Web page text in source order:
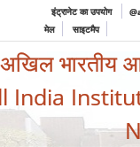
इंट्रानेट का उपयोग
मेल
साइटमैप
अखिल भारतीय
India